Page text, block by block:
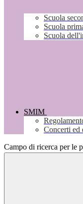
Scuola
Scuola
Scuola
SMIM
Concerti ed
Campo di ricerca per le